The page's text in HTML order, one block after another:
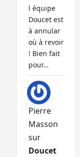
l équipe
Doucet est
à annular
où à revoir
! Bien fait
pour…
Pierre
Masson
sur
Doucet